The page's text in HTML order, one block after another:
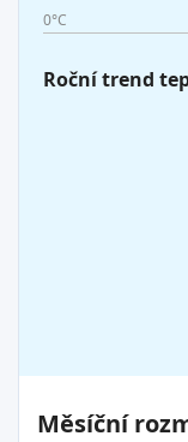
0°C
Roční trend
Měsíční